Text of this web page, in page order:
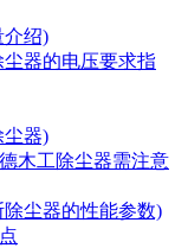
介绍)
器的电压要求指
尘器)
木工除尘器需注意
尘器的性能参数)